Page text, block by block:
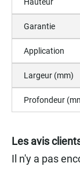
Garantie
Application
Largeur (mm)
Profondeur
Les avis
Il n'y a pas